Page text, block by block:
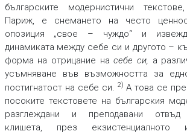
българските модернистични
Париж, е снемането на често
опозиция „свое – чуждо“ и
динамиката между себе си и другото –
форма на отрицание на себе си, а
усъмняване във възможността за
постигнатост на себе си. 2) А това се
посоките текстовете на българския
разглеждани и преподавани отвъд
клишета, през екзистенциалното